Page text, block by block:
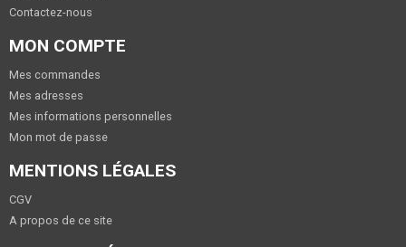
Contactez-nous
MON COMPTE
Mes commandes
Mes adresses
Mes informations personnelles
Mon mot de passe
MENTIONS LÉGALES
CGV
A propos de ce site